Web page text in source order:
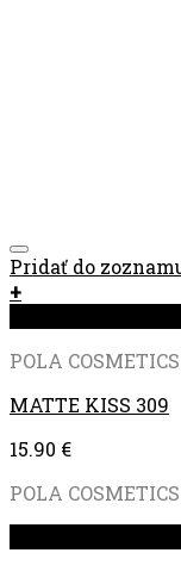
Pridať do
+
POLA COSMETICS
MATTE KISS 309
15.90 €
POLA COSMETICS